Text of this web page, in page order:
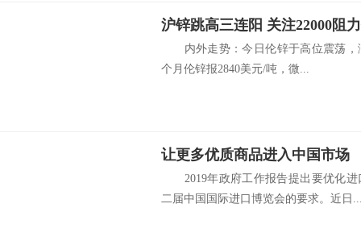
沪锌跳高三连阳 关注22000阻
内外走势：今日伦锌于高位震荡，
个月伦锌报2840美元/吨，微...
让更多优质商品进入中国市场
2019年政府工作报告提出要优化进
二届中国国际进口博览会的要求。近日